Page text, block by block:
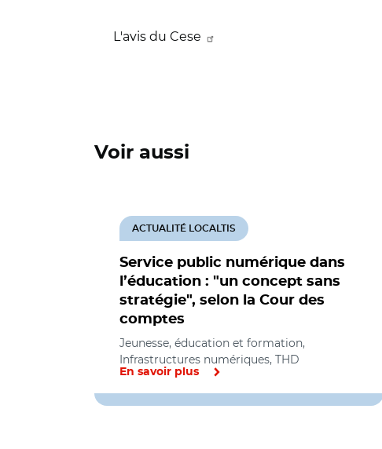
L'avis du Cese
Voir aussi
Service public numérique dans
l’éducation : "un concept sans
stratégie", selon la Cour des
comptes
ACTUALITÉ LOCALTIS
Jeunesse, éducation et formation,
Infrastructures numériques, THD
En savoir plus